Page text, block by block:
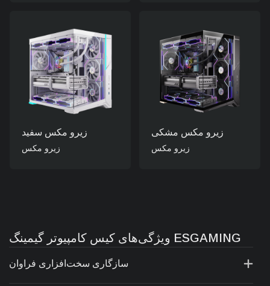
زیرو مکس سفید
زیرو مکس
زیرو مکس مشکی
زیرو مکس
ویژگی‌های کیس کامپیوتر گیمینگ ESGAMING
سازگاری سخت‌افزاری فراوان